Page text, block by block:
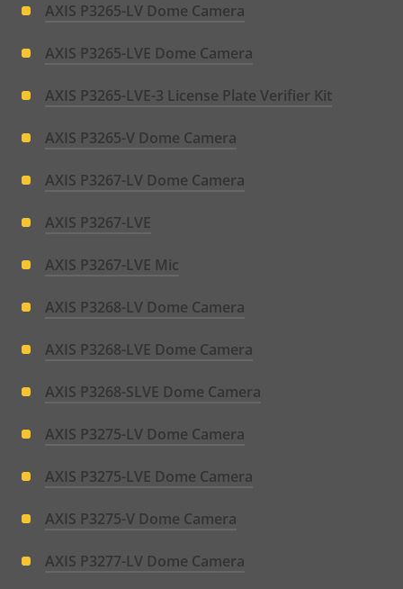
AXIS P3265-LV Dome Camera
AXIS P3265-LVE Dome Camera
AXIS P3265-LVE-3 License Plate Verifier Kit
AXIS P3265-V Dome Camera
AXIS P3267-LV Dome Camera
AXIS P3267-LVE
AXIS P3267-LVE Mic
AXIS P3268-LV Dome Camera
AXIS P3268-LVE Dome Camera
AXIS P3268-SLVE Dome Camera
AXIS P3275-LV Dome Camera
AXIS P3275-LVE Dome Camera
AXIS P3275-V Dome Camera
AXIS P3277-LV Dome Camera